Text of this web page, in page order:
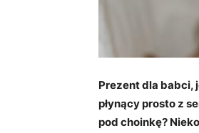
Prezent dla babci,
płynący prosto z
pod choinkę?